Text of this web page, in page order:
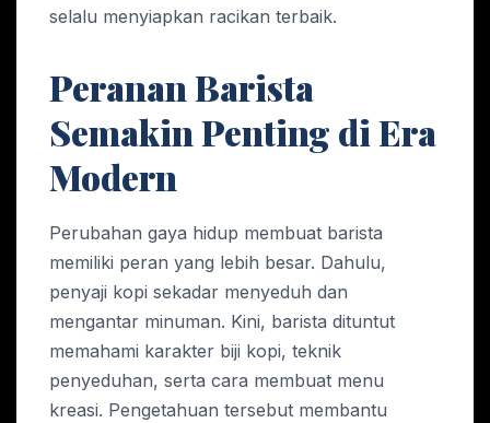
selalu menyiapkan racikan terbaik.
Peranan Barista
Semakin Penting di Era
Modern
Perubahan gaya hidup membuat barista
memiliki peran yang lebih besar. Dahulu,
penyaji kopi sekadar menyeduh dan
mengantar minuman. Kini, barista dituntut
memahami karakter biji kopi, teknik
penyeduhan, serta cara membuat menu
kreasi. Pengetahuan tersebut membantu